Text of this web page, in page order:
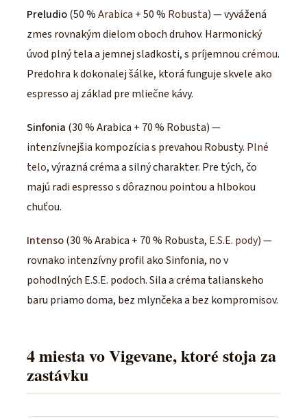
Preludio(50 %Arabica + 50 % Robusta) — vyvážená
zmes rovnakým dielom oboch druhov. Harmonický
úvod plný tela a jemnej sladkosti, s príjemnoucrémou.
Predohra k dokonalej šálke, ktorá funguje skvele ako
espresso aj základ pre mliečne kávy.
Sinfonia (30 % Arabica + 70 % Robusta) —
intenzívnejšia kompozícia s prevahou Robusty. Plné
telo, výrazná créma a silný charakter. Pre tých, čo
majú radi espresso s dôraznou pointou a hlbokou
chuťou.
Intenso(30 % Arabica + 70 % Robusta, E.S.E. pody) —
rovnako intenzívny profil ako Sinfonia, no v
pohodlných E.S.E. podoch. Sila a créma talianskeho
baru priamo doma, bez mlynčeka a bez kompromisov.
4 miesta vo Vigevane, ktoré stoja za
zastávku